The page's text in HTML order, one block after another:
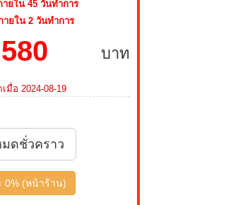
ยใน 45 วันทำการ
ยใน 2 วันทำการ
บาท
มื่อ 2024-08-19
ดชั่วคราว
0% (หน้าร้าน)